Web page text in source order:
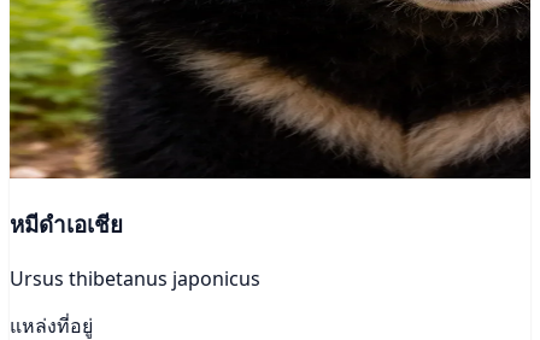
หมีดำเอเชีย
Ursus thibetanus japonicus
แหล่งที่อยู่